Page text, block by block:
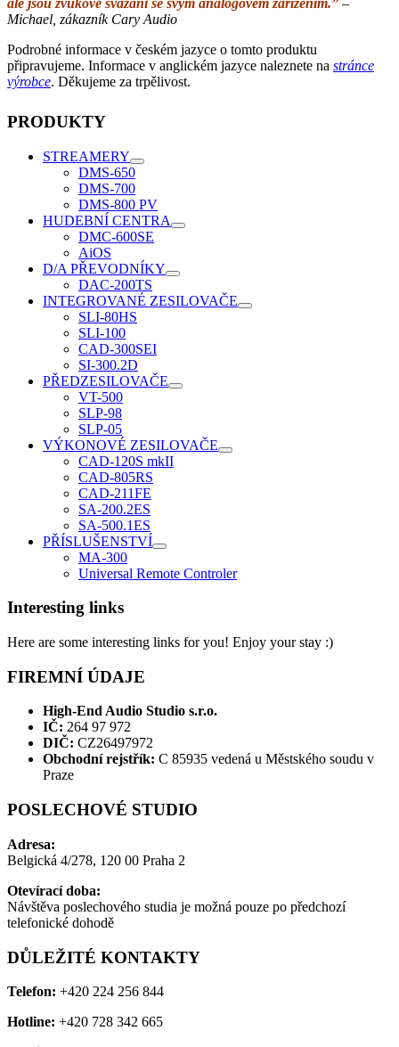
Michael, zákazník Cary Audio
Podrobné informace v českém jazyce o tomto produktu
připravujeme. Informace v anglickém jazyce naleznete na stránce
výrobce. Děkujeme za trpělivost.
PRODUKTY
STREAMERY
DMS-650
DMS-700
DMS-800 PV
HUDEBNÍ CENTRA
DMC-600SE
AiOS
D/A PŘEVODNÍKY
DAC-200TS
INTEGROVANÉ ZESILOVAČE
SLI-80HS
SLI-100
CAD-300SEI
SI-300.2D
PŘEDZESILOVAČE
VT-500
SLP-98
SLP-05
VÝKONOVÉ ZESILOVAČE
CAD-120S mkII
CAD-805RS
CAD-211FE
SA-200.2ES
SA-500.1ES
PŘÍSLUŠENSTVÍ
MA-300
Universal Remote Controler
Interesting links
Here are some interesting links for you! Enjoy your stay :)
FIREMNÍ ÚDAJE
High-End Audio Studio s.r.o.
IČ: 264 97 972
DIČ: CZ26497972
Obchodní rejstřík: C 85935 vedená u Městského soudu v
Praze
POSLECHOVÉ STUDIO
Adresa:
Belgická 4/278, 120 00 Praha 2
Otevírací doba:
Návštěva poslechového studia je možná pouze po předchozí
telefonické dohodě
DŮLEŽITÉ KONTAKTY
Telefon: +420 224 256 844
Hotline: +420 728 342 665